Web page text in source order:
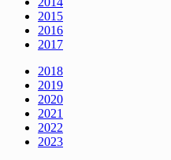
2015
2016
2017
2018
2019
2020
2021
2022
2023